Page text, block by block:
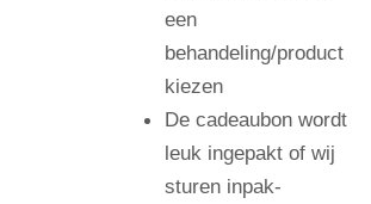
een
behandeling/product
kiezen
De cadeaubon wordt
leuk ingepakt of wij
sturen inpak-